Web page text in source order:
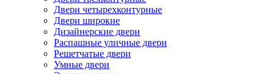
Двери четырехконтурные
Двери широкие
Дизайнерские двери
Распашные уличные двери
Решетчатые двери
Умные двери